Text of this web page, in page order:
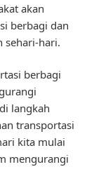
akan
berbagi dan
sehari-hari.
berbagi
langkah
transportasi
kita mulai
mengurangi